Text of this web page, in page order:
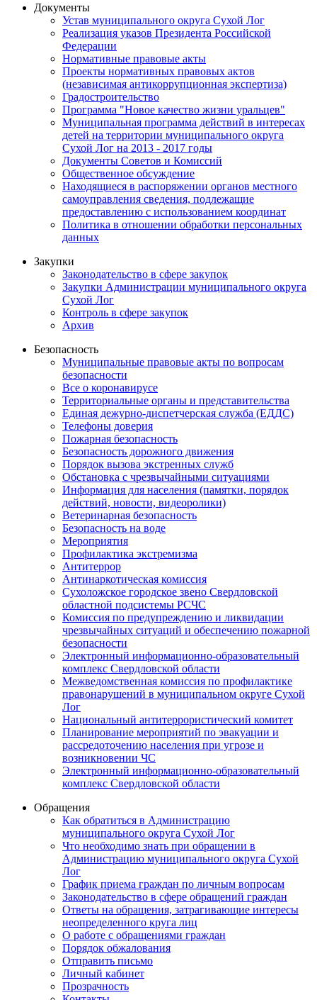
Документы
Устав муниципального округа Сухой Лог
Реализация указов Президента Российской
Федерации
Нормативные правовые акты
Проекты нормативных правовых актов
(независимая антикоррупционная экспертиза)
Градостроительство
Программа "Новое качество жизни уральцев"
Муниципальная программа действий в интересах
детей на территории муниципального округа
Сухой Лог на 2013 - 2017 годы
Документы Советов и Комиссий
Общественное обсуждение
Находящиеся в распоряжении органов местного
самоуправления сведения, подлежащие
предоставлению с использованием координат
Политика в отношении обработки персональных
данных
Закупки
Законодательство в сфере закупок
Закупки Администрации муниципального округа
Сухой Лог
Контроль в сфере закупок
Архив
Безопасность
Муниципальные правовые акты по вопросам
безопасности
Все о коронавирусе
Территориальные органы и представительства
Единая дежурно-диспетчерская служба (ЕДДС)
Телефоны доверия
Пожарная безопасность
Безопасность дорожного движения
Порядок вызова экстренных служб
Обстановка с чрезвычайными ситуациями
Информация для населения (памятки, порядок
действий, новости, видеоролики)
Ветеринарная безопасность
Безопасность на воде
Мероприятия
Профилактика экстремизма
Антитеррор
Антинаркотическая комиссия
Сухоложское городское звено Свердловской
областной подсистемы РСЧС
Комиссия по предупреждению и ликвидации
чрезвычайных ситуаций и обеспечению пожарной
безопасности
Электронный информационно-образовательный
комплекс Cвердловской области
Межведомственная комиссия по профилактике
правонарушений в муниципальном округе Сухой
Лог
Национальный антитеррористический комитет
Планирование мероприятий по эвакуации и
рассредоточению населения при угрозе и
возникновении ЧС
Электронный информационно-образовательный
комплекс Свердловской области
Обращения
Как обратиться в Администрацию
муниципального округа Сухой Лог
Что необходимо знать при обращении в
Администрацию муниципального округа Сухой
Лог
График приема граждан по личным вопросам
Законодательство в сфере обращений граждан
Ответы на обращения, затрагивающие интересы
неопределенного круга лиц
О работе с обращениями граждан
Порядок обжалования
Отправить письмо
Личный кабинет
Прозрачность